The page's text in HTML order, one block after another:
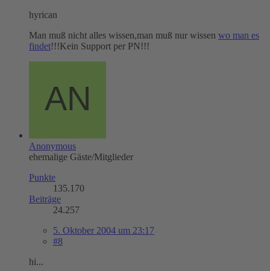
hyrican
Man muß nicht alles wissen,man muß nur wissen wo man es
findet!!!Kein Support per PN!!!
Anonymous
ehemalige Gäste/Mitglieder
Punkte
135.170
Beiträge
24.257
5. Oktober 2004 um 23:17
#8
hi...